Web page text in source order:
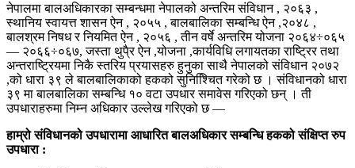
नेपालमा बालअधिकारका सम्बन्धमा नेपालको अन्तरिम संविधान , २०६३ ,
स्थानिय स्वायत्त शासन ऐन , २०५५ , बालबालिका सम्बन्धि ऐन ,२०४८ ,
बालश्रम निषध र नियमित ऐन , २०५६ , तीन वर्षे अन्तरिम योजना २०६४÷०६५
— २०६६÷०६७, जस्ता थुपै्र ऐन ,योजना ,कार्यविधि लगायतका राष्ट्रिर तथा
अन्तराष्ट्रियमा निकै स्तरिय प्रयासहरु हुनुका साथै नेपालको संविधान २०७२
,को धारा ३९ ले बालबालिकाको हकको सुनिश्चिित गरेको छ । संविधानको धारा
३९ मा बालबालिका सम्बन्धि १० वटा उपधार समावेस गरिएको छन् । ती
उपधाराहरुमा निम्न अधिकार उल्लेख गरिएको छ —
हाम्रो संविधानको उपधारामा आधारित बालअधिकार सम्बन्धि हकको संक्षिप्त रुप
उपधारा :